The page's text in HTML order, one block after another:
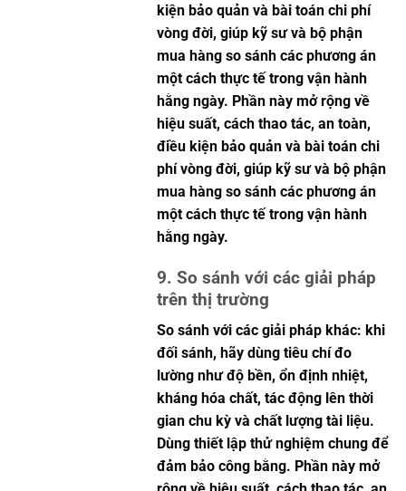
kiện bảo quản và bài toán chi phí
vòng đời, giúp kỹ sư và bộ phận
mua hàng so sánh các phương án
một cách thực tế trong vận hành
hằng ngày. Phần này mở rộng về
hiệu suất, cách thao tác, an toàn,
điều kiện bảo quản và bài toán chi
phí vòng đời, giúp kỹ sư và bộ phận
mua hàng so sánh các phương án
một cách thực tế trong vận hành
hằng ngày.
9. So sánh với các giải pháp
trên thị trường
So sánh với các giải pháp khác: khi
đối sánh, hãy dùng tiêu chí đo
lường như độ bền, ổn định nhiệt,
kháng hóa chất, tác động lên thời
gian chu kỳ và chất lượng tài liệu.
Dùng thiết lập thử nghiệm chung để
đảm bảo công bằng. Phần này mở